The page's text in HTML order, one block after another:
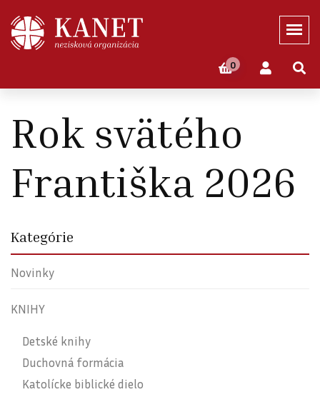
0
Rok svätého
Františka 2026
Kategórie
Novinky
KNIHY
Detské knihy
Duchovná formácia
Katolícke biblické dielo